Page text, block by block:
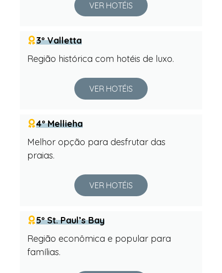
VER HOTÉIS
3º Valletta
Região histórica com hotéis de luxo.
VER HOTÉIS
4º Mellieha
Melhor opção para desfrutar das
praias.
VER HOTÉIS
5º St. Paul’s Bay
Região econômica e popular para
famílias.